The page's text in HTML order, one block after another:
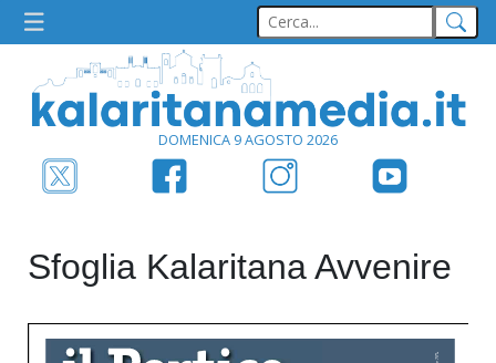
DOMENICA 9 AGOSTO 2026
Sfoglia Kalaritana Avvenire